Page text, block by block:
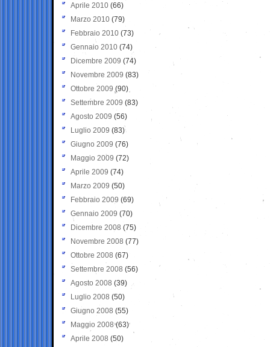
Aprile 2010 (66)
Marzo 2010 (79)
Febbraio 2010 (73)
Gennaio 2010 (74)
Dicembre 2009 (74)
Novembre 2009 (83)
Ottobre 2009 (90)
Settembre 2009 (83)
Agosto 2009 (56)
Luglio 2009 (83)
Giugno 2009 (76)
Maggio 2009 (72)
Aprile 2009 (74)
Marzo 2009 (50)
Febbraio 2009 (69)
Gennaio 2009 (70)
Dicembre 2008 (75)
Novembre 2008 (77)
Ottobre 2008 (67)
Settembre 2008 (56)
Agosto 2008 (39)
Luglio 2008 (50)
Giugno 2008 (55)
Maggio 2008(63)
Aprile 2008 (50)